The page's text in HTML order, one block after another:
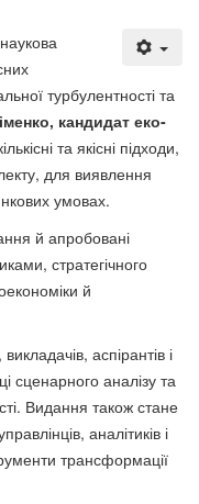
турбу­лентності та
кандидат еко­
та якісні підходи,
для виявлення
умовах.
й апробовані
стратегічного
й
аспірантів і
сценарного аналізу та
Видання також стане
аналітиків і
трансформації